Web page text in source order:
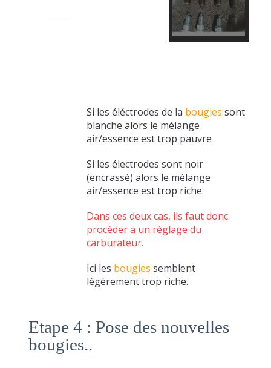
Si les éléctrodes de la bougies sont
blanche alors le mélange
air/essence est trop pauvre
Si les électrodes sont noir
(encrassé) alors le mélange
air/essence est trop riche.
Dans ces deux cas, ils faut donc
procéder a un réglage du
carburateur.
Ici les bougies semblent
légèrement trop riche.
Etape 4 : Pose des nouvelles
bougies..